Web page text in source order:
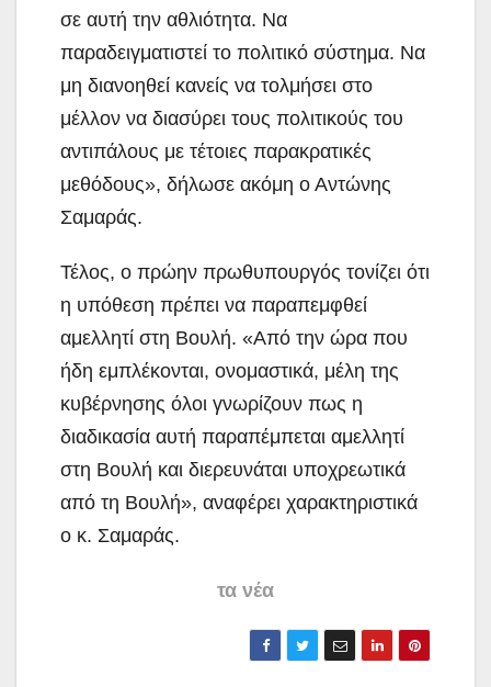
σε αυτή την αθλιότητα. Να
παραδειγματιστεί το πολιτικό σύστημα. Να
μη διανοηθεί κανείς να τολμήσει στο
μέλλον να διασύρει τους πολιτικούς του
αντιπάλους με τέτοιες παρακρατικές
μεθόδους», δήλωσε ακόμη ο Αντώνης
Σαμαράς.
Τέλος, ο πρώην πρωθυπουργός τονίζει ότι
η υπόθεση πρέπει να παραπεμφθεί
αμελλητί στη Βουλή. «Από την ώρα που
ήδη εμπλέκονται, ονομαστικά, μέλη της
κυβέρνησης όλοι γνωρίζουν πως η
διαδικασία αυτή παραπέμπεται αμελλητί
στη Βουλή και διερευνάται υποχρεωτικά
από τη Βουλή», αναφέρει χαρακτηριστικά
ο κ. Σαμαράς.
τα νέα